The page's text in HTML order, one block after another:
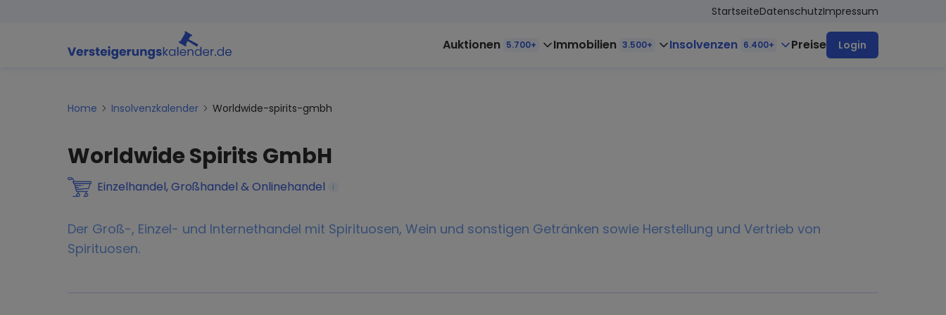
StartseiteDatenschutzImpressum
Auktionen 5.700+ Immobilien 3.500+ Insolvenzen 6.400+ Preise Login
Home Insolvenzkalender Worldwide-spirits-gmbh
Worldwide Spirits GmbH
Einzelhandel, Großhandel & Onlinehandel i
Der Groß-, Einzel- und Internethandel mit Spirituosen, Wein und sonstigen Getränken sowie Herstellung und Vertrieb von
Spirituosen.